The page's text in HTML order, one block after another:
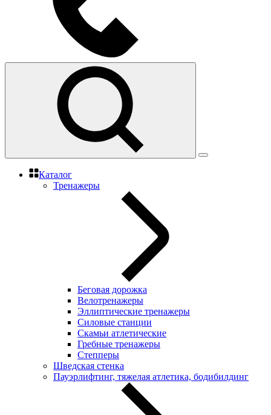
Каталог
Тренажеры
Беговая дорожка
Велотренажеры
Эллиптические тренажеры
Силовые станции
Скамьи атлетические
Гребные тренажеры
Степперы
Шведская стенка
Пауэрлифтинг, тяжелая атлетика, бодибилдинг